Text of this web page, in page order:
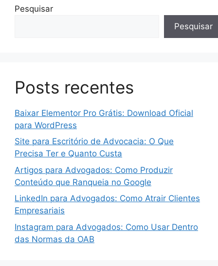
Pesquisar
Pesquisar
Posts recentes
Baixar Elementor Pro Grátis: Download Oficial
para WordPress
Site para Escritório de Advocacia: O Que
Precisa Ter e Quanto Custa
Artigos para Advogados: Como Produzir
Conteúdo que Ranqueia no Google
LinkedIn para Advogados: Como Atrair Clientes
Empresariais
Instagram para Advogados: Como Usar Dentro
das Normas da OAB